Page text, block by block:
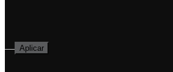
— Aplicar